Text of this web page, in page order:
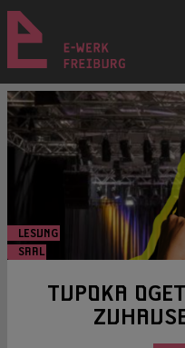
LESUNG
SAAL
TUPOKA